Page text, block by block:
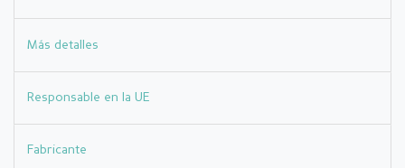
Más detalles
Responsable en la UE
Fabricante